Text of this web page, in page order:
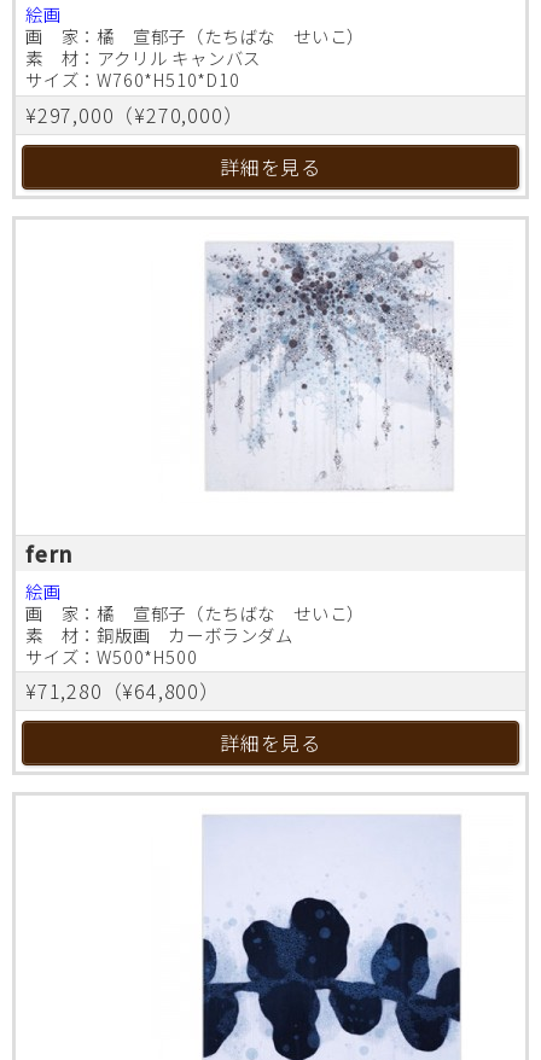
絵画
画 家：橘 宣郁子（たちばな せいこ）
素 材：アクリル キャンバス
サイズ：W760*H510*D10
¥297,000（¥270,000）
詳細を見る
fern
絵画
画 家：橘 宣郁子（たちばな せいこ）
素 材：銅版画 カーボランダム
サイズ：W500*H500
¥71,280（¥64,800）
詳細を見る